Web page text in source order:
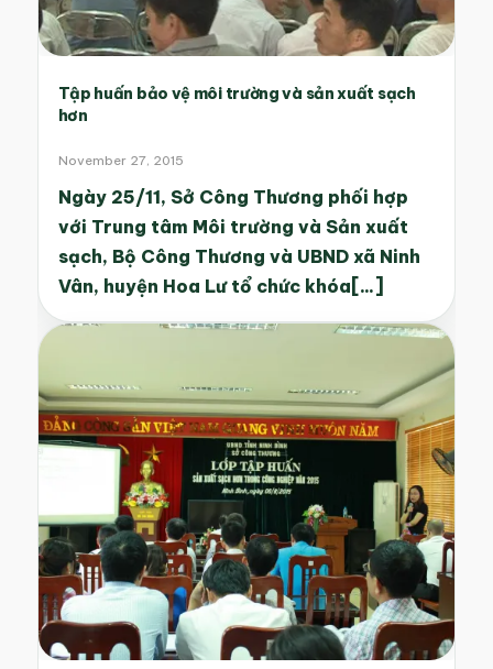
Tập huấn bảo vệ môi trường và sản xuất sạch
hơn
November 27, 2015
Ngày 25/11, Sở Công Thương phối hợp
với Trung tâm Môi trường và Sản xuất
sạch, Bộ Công Thương và UBND xã Ninh
Vân, huyện Hoa Lư tổ chức khóa[...]